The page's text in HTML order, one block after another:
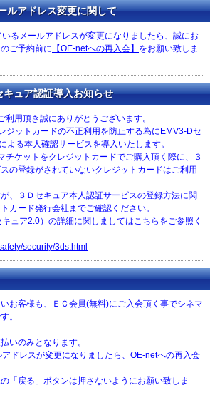
ルアドレス変更に関して
るメールアドレスが変更になりましたら、誠にお
ご予約前に 【OE-netへの再入会】 をお願い致しま
ュア認証導入お知らせ
用頂き誠にありがとうございます。
ジットカードの不正利用を防止する為にEMV3-Dセ
よる本人確認サービスを導入いたします。
ケットをクレジットカードでご購入頂く際に、３
の登録がされていないクレジットカードはご利用
、３Ｄセキュア本人認証サービスの登録方法に関
カード発行会社までご確認ください。
ュア2.0）の詳細に関しましてはこちらをご参照く
security/3ds.html
お客様も、ＥＣ会員(無料)にご入会頂く事でシネマ
。
いのみとなります。
アドレスが変更になりましたら、OE-netへの再入会
「戻る」ボタンは押さないようにお願い致しま